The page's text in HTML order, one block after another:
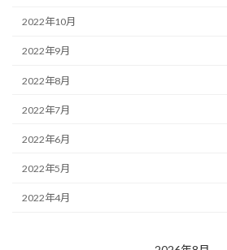
2022年10月
2022年9月
2022年8月
2022年7月
2022年6月
2022年5月
2022年4月